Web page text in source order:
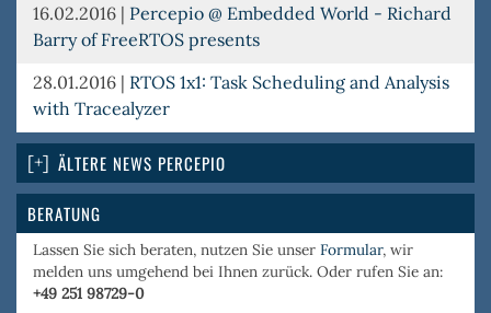
16.02.2016 | Percepio @ Embedded World - Richard
Barry of FreeRTOS presents
28.01.2016 | RTOS 1x1: Task Scheduling and Analysis
with Tracealyzer
ÄLTERE NEWS PERCEPIO
BERATUNG
Lassen Sie sich beraten, nutzen Sie unser Formular, wir
melden uns umgehend bei Ihnen zurück. Oder rufen Sie an:
+49 251 98729-0